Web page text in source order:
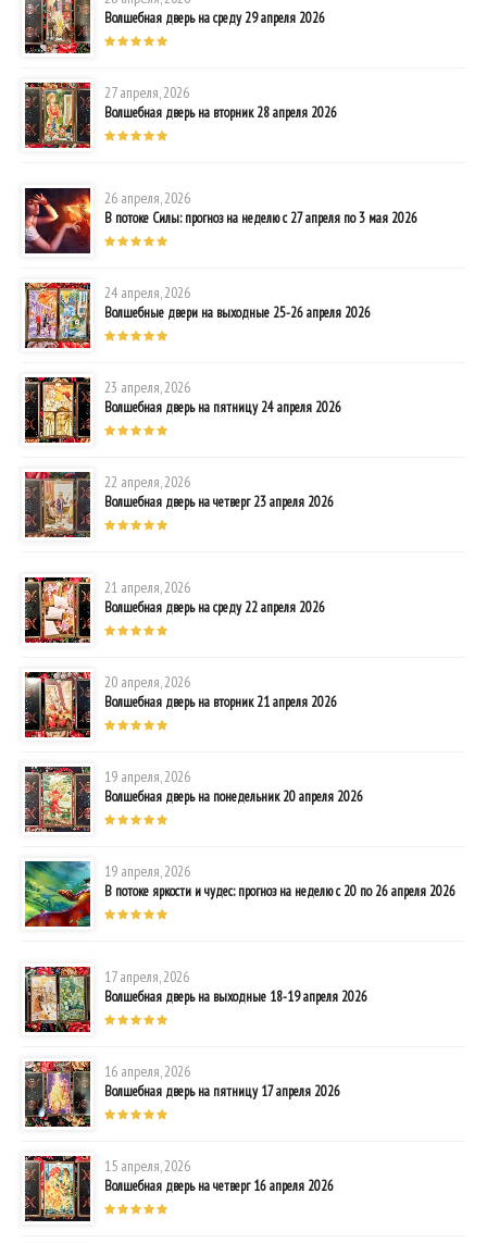
Волшебная дверь на среду 29 апреля 2026
27 апреля, 2026
Волшебная дверь на вторник 28 апреля 2026
26 апреля, 2026
В потоке Силы: прогноз на неделю с 27 апреля по 3 мая 2026
24 апреля, 2026
Волшебные двери на выходные 25-26 апреля 2026
23 апреля, 2026
Волшебная дверь на пятницу 24 апреля 2026
22 апреля, 2026
Волшебная дверь на четверг 23 апреля 2026
21 апреля, 2026
Волшебная дверь на среду 22 апреля 2026
20 апреля, 2026
Волшебная дверь на вторник 21 апреля 2026
19 апреля, 2026
Волшебная дверь на понедельник 20 апреля 2026
19 апреля, 2026
В потоке яркости и чудес: прогноз на неделю с 20 по 26 апреля 2026
17 апреля, 2026
Волшебная дверь на выходные 18-19 апреля 2026
16 апреля, 2026
Волшебная дверь на пятницу 17 апреля 2026
15 апреля, 2026
Волшебная дверь на четверг 16 апреля 2026